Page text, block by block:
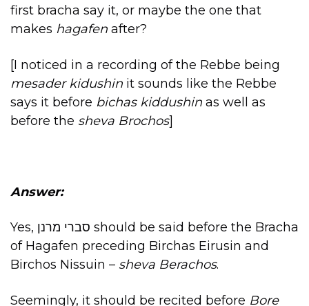
first bracha say it, or maybe the one that
makes hagafen after?
[I noticed in a recording of the Rebbe being
mesader kidushin it sounds like the Rebbe
says it before bichas kiddushin as well as
before the sheva Brochos]
Answer:
Yes, סברי מרנן should be said before the Bracha
of Hagafen preceding Birchas Eirusin and
Birchos Nissuin – sheva Berachos.
Seemingly, it should be recited before Bore